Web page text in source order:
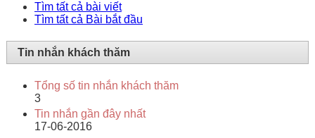
Tìm tất cả bài viết
Tìm tất cả Bài bắt đầu
Tin nhắn khách thăm
Tổng số tin nhắn khách thăm
3
Tin nhắn gần đây nhất
17-06-2016